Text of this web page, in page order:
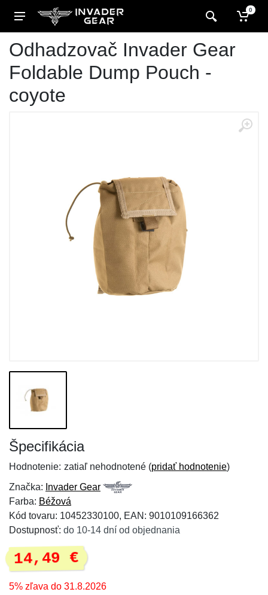
0
Odhadzovač Invader Gear
Foldable Dump Pouch -
coyote
Špecifikácia
Hodnotenie: zatiaľ nehodnotené (pridať hodnotenie)
Značka: Invader Gear
Farba: Béžová
Kód tovaru: 10452330100, EAN: 9010109166362
Dostupnosť: do 10-14 dní od objednania
14,49 €
5% zľava do 31.8.2026